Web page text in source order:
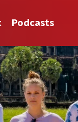
Podcasts